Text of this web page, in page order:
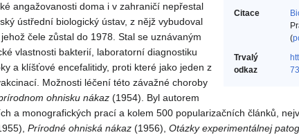
Citace
(
Trvalý
odkaz
angažovanosti doma i v zahraničí nepřestal
ústřední biologický ústav, z nějž vybudoval
čele zůstal do 1978. Stal se uznávaným
vlastnosti bakterií, laboratorní diagnostiku
a klíšťové encefalitidy, proti které jako jeden z
Možnosti léčení této závažné choroby
ohnisku nákaz (1954). Byl autorem
a monografických prací a kolem 500 popularizačních článků,
Prírodné ohniská nákaz (1956), Otázky experimentálnej